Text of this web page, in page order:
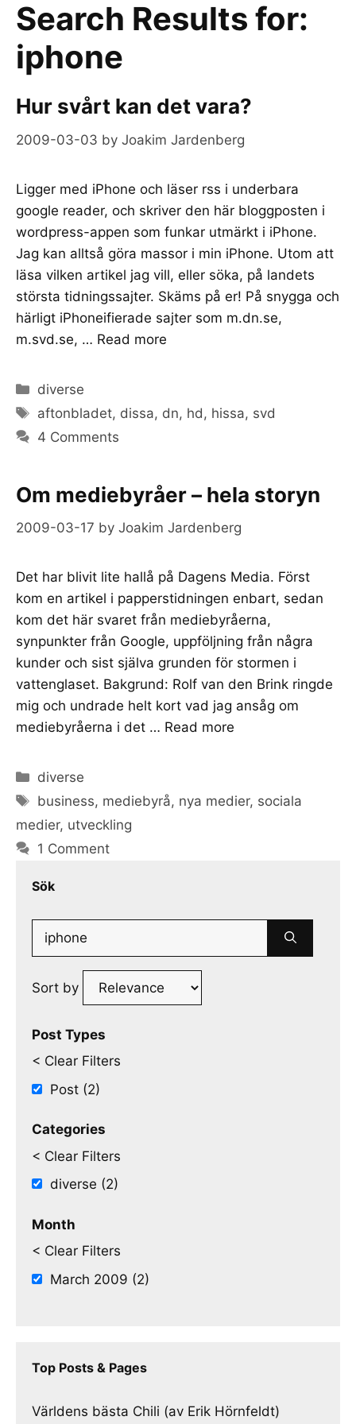
Search Results for:
iphone
Hur svårt kan det vara?
2009-03-03 by Joakim Jardenberg
Ligger med iPhone och läser rss i underbara
google reader, och skriver den här bloggposten i
wordpress-appen som funkar utmärkt i iPhone.
Jag kan alltså göra massor i min iPhone. Utom att
läsa vilken artikel jag vill, eller söka, på landets
största tidningssajter. Skäms på er! På snygga och
härligt iPhoneifierade sajter som m.dn.se,
m.svd.se, … Read more
Categories
diverse
Tags
aftonbladet, dissa, dn, hd , hissa, svd
4 Comments
Om mediebyråer – hela storyn
2009-03-17 by Joakim Jardenberg
Det har blivit lite hallå på Dagens Media. Först
kom en artikel i papperstidningen enbart, sedan
kom det här svaret från mediebyråerna,
synpunkter från Google, uppföljning från några
kunder och sist själva grunden för stormen i
vattenglaset. Bakgrund: Rolf van den Brink ringde
mig och undrade helt kort vad jag ansåg om
mediebyråerna i det … Read more
Categories
diverse
Tags
business, mediebyrå, nya medier, sociala
medier, utveckling
1 Comment
Sök
Search
for:
Sort by
Post Types
< Clear Filters
Post (2)
Categories
< Clear Filters
diverse (2)
Month
< Clear Filters
March 2009 (2)
Top Posts & Pages
Världens bästa Chili (av Erik Hörnfeldt)